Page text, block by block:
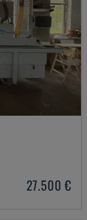
27.500 €